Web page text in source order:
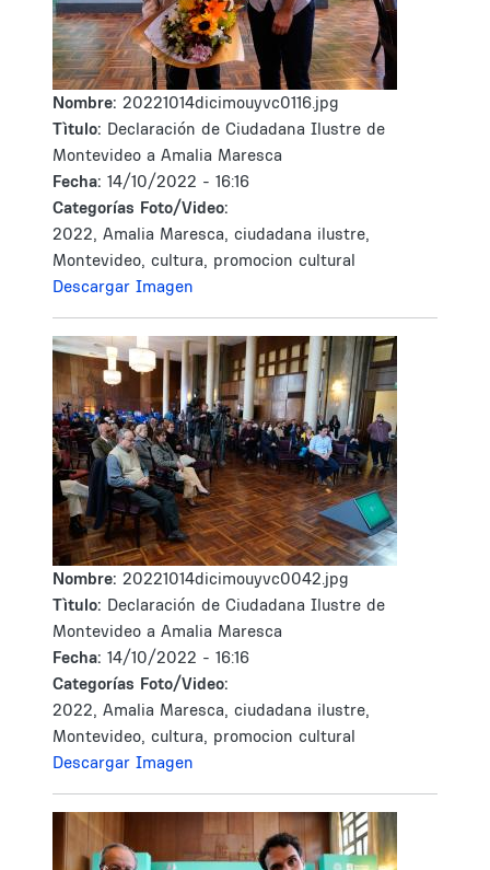
Nombre: 20221014dicimouyvc0116.jpg
Tìtulo: Declaración de Ciudadana Ilustre de
Montevideo a Amalia Maresca
Fecha: 14/10/2022 - 16:16
Categorías Foto/Video:
2022, Amalia Maresca, ciudadana ilustre,
Montevideo, cultura, promocion cultural
Descargar Imagen
Nombre: 20221014dicimouyvc0042.jpg
Tìtulo: Declaración de Ciudadana Ilustre de
Montevideo a Amalia Maresca
Fecha: 14/10/2022 - 16:16
Categorías Foto/Video:
2022, Amalia Maresca, ciudadana ilustre,
Montevideo, cultura, promocion cultural
Descargar Imagen